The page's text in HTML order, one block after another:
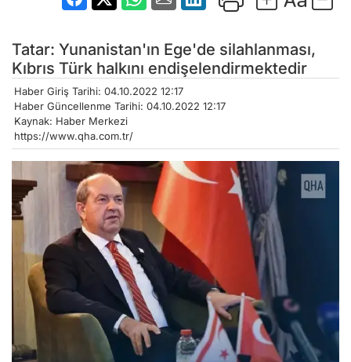
Tatar: Yunanistan'ın Ege'de silahlanması,
Kıbrıs Türk halkını endişelendirmektedir
Haber Giriş Tarihi: 04.10.2022 12:17
Haber Güncellenme Tarihi: 04.10.2022 12:17
Kaynak: Haber Merkezi
https://www.qha.com.tr/